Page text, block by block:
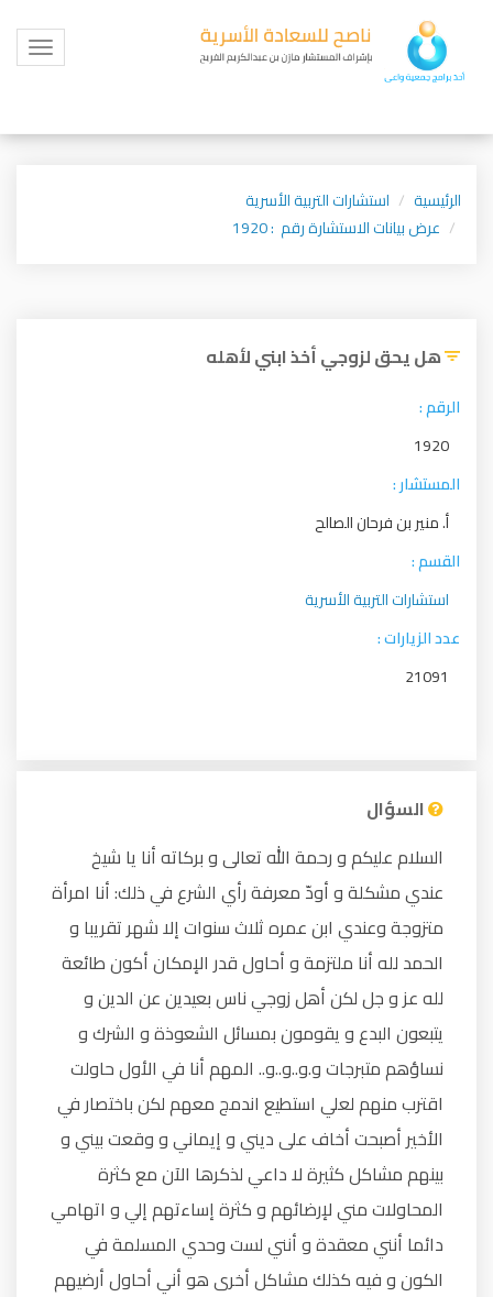
Toggle
الرئيسية
استشارات التربية الأسرية
عرض بيانات الاستشارة رقم : 1920
هل يحق لزوجي أخذ ابني لأهله
الرقم :
1920
المستشار :
أ. منير بن فرحان الصالح
القسم :
استشارات التربية الأسرية
عدد الزيارات :
21091
السؤال
السلام عليكم و رحمة الله تعالى و بركاته أنا يا شيخ
عندي مشكلة و أودّ معرفة رأي الشرع في ذلك: أنا امرأة
متزوجة وعندي ابن عمره ثلاث سنوات إلا شهر تقريبا و
الحمد لله أنا ملتزمة و أحاول قدر الإمكان أكون طائعة
لله عز و جل لكن أهل زوجي ناس بعيدين عن الدين و
يتبعون البدع و يقومون بمسائل الشعوذة و الشرك و
نساؤهم متبرجات و.و..و..و.. المهم أنا في الأول حاولت
اقترب منهم لعلي استطيع اندمج معهم لكن باختصار في
الأخير أصبحت أخاف على ديني و إيماني و وقعت بيني و
بينهم مشاكل كثيرة لا داعي لذكرها الآن مع كثرة
المحاولات مني لإرضائهم و كثرة إساءتهم إلي و اتهامي
دائما أنني معقدة و أنني لست وحدي المسلمة في
الكون و فيه كذلك مشاكل أخرى هو أني أحاول أرضيهم